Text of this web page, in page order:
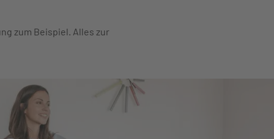
zum Beispiel. Alles zur